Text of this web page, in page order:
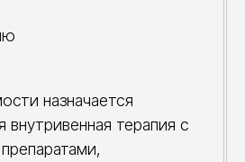
назначается
внутривенная терапия с